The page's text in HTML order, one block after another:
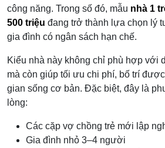
công năng. Trong số đó, mẫu nhà 1
500 triệu đang trở thành lựa chọn lý
gia đình có ngân sách hạn chế.
Kiểu nhà này không chỉ phù hợp với
mà còn giúp tối ưu chi phí, bố trí
gian sống cơ bản. Đặc biệt, đây là
lòng:
Các cặp vợ chồng trẻ mới lập
Gia đình nhỏ 3–4 người